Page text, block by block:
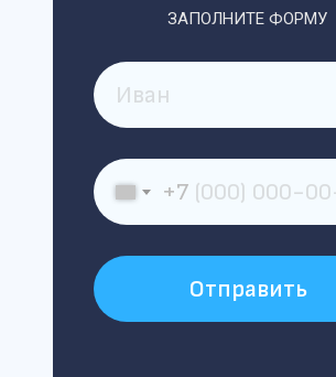
ЗАПОЛНИТЕ ФОРМУ
+7
Отправить